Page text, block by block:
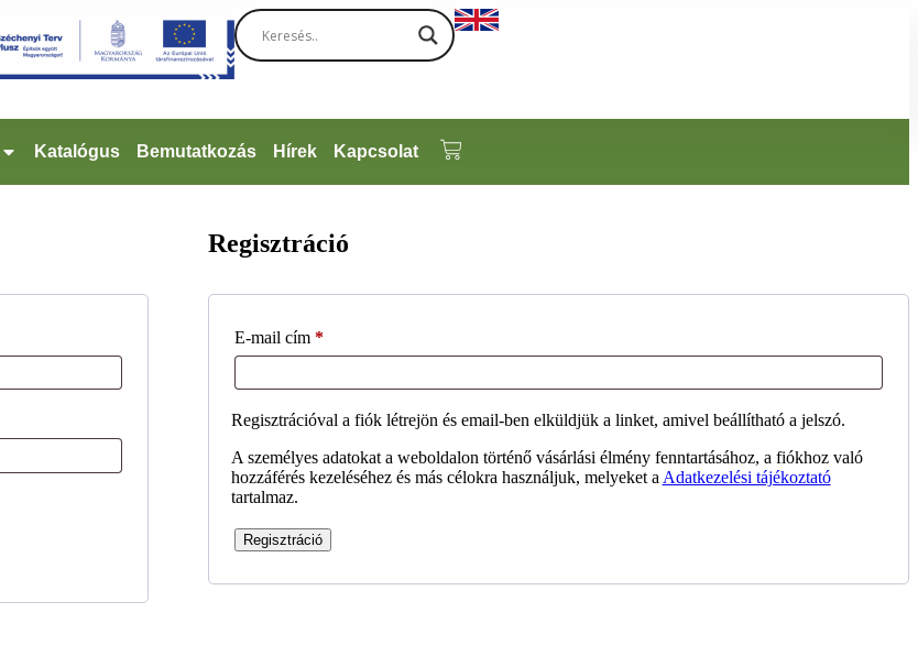
Katalógus Bemutatkozás Hírek Kapcsolat
Regisztráció
E-mail cím *
Regisztrációval a fiók létrejön és email-ben elküldjük a linket, amivel beállítható a jelszó.
A személyes adatokat a weboldalon történő vásárlási élmény fenntartásához, a fiókhoz való
hozzáférés kezeléséhez és más célokra használjuk, melyeket a Adatkezelési tájékoztató
tartalmaz.
Regisztráció